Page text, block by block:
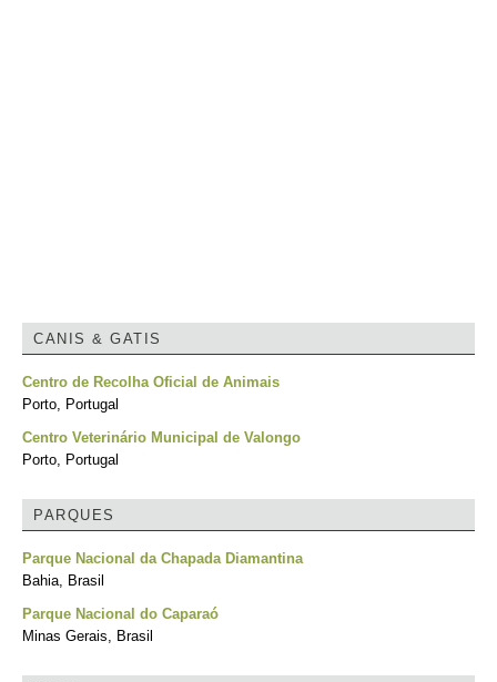
CANIS & GATIS
Centro de Recolha Oficial de Animais
Porto, Portugal
Centro Veterinário Municipal de Valongo
Porto, Portugal
PARQUES
Parque Nacional da Chapada Diamantina
Bahia, Brasil
Parque Nacional do Caparaó
Minas Gerais, Brasil